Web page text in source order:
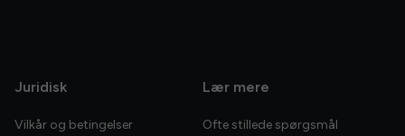
Juridisk
Vilkår og betingelser
Lær mere
Ofte stillede spørgsmål